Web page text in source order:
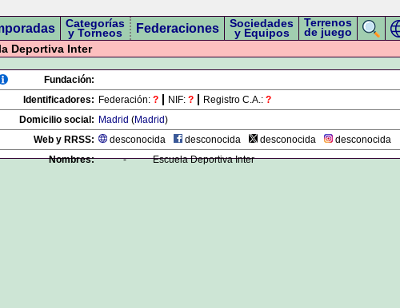
Categorías
y Torneos Federaciones Sociedades
y Equipos
Terrenos
de juego
Deportiva Inter
Fundación:
Identificadores: Federación: ? NIF: ? Registro C.A.: ?
Domicilio social: Madrid (Madrid)
Web y RRSS:
desconocida desconocida desconocida
desconocida
Nombres:
- Escuela Deportiva Inter